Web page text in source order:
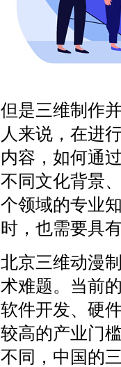
但是三维制作
人来说，在进
内容，如何通
不同文化背景
个领域的专业
时，也需要具
北京三维动漫
术难题。当前
软件开发、硬
较高的产业门
不同，中国的